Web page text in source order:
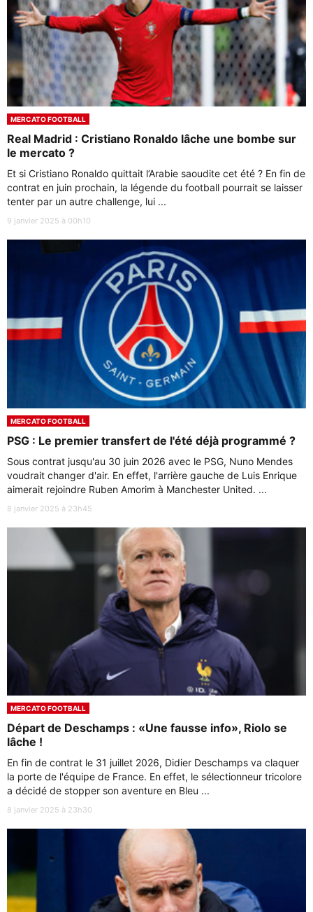
MERCATO FOOTBALL
Real Madrid : Cristiano Ronaldo lâche une bombe sur
le mercato ?
Et si Cristiano Ronaldo quittait l’Arabie saoudite cet été ? En fin de
contrat en juin prochain, la légende du football pourrait se laisser
tenter par un autre challenge, lui ...
9 janvier 2025 à 00h10
MERCATO FOOTBALL
PSG : Le premier transfert de l'été déjà programmé ?
Sous contrat jusqu'au 30 juin 2026 avec le PSG, Nuno Mendes
voudrait changer d'air. En effet, l'arrière gauche de Luis Enrique
aimerait rejoindre Ruben Amorim à Manchester United. ...
8 janvier 2025 à 23h45
MERCATO FOOTBALL
Départ de Deschamps : «Une fausse info», Riolo se
lâche !
En fin de contrat le 31 juillet 2026, Didier Deschamps va claquer
la porte de l'équipe de France. En effet, le sélectionneur tricolore
a décidé de stopper son aventure en Bleu ...
8 janvier 2025 à 23h30